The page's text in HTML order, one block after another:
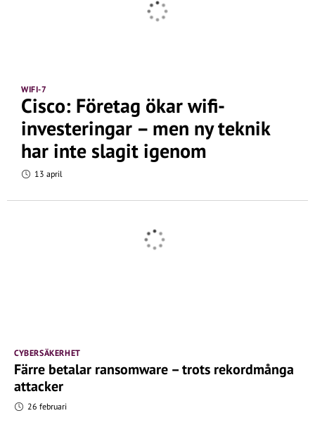
WIFI-7
Cisco: Företag ökar wifi-
investeringar – men ny teknik
har inte slagit igenom
13 april
CYBERSÄKERHET
Färre betalar ransomware – trots rekordmånga
attacker
26 februari